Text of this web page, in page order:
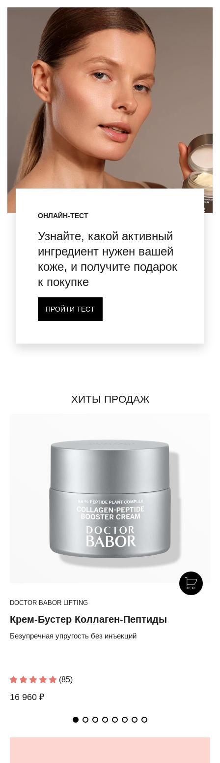
ОНЛАЙН-ТЕСТ
Узнайте, какой активный
ингредиент нужен вашей
коже, и получите подарок
к покупке
ПРОЙТИ ТЕСТ
ХИТЫ ПРОДАЖ
DOCTOR BABOR LIFTING
Крем-Бустер Коллаген-Пептиды
Безупречная упругость без инъекций
(85)
16 960 ₽